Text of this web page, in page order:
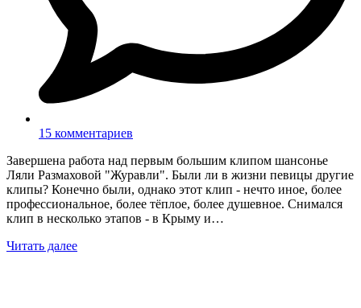
15 комментариев
Завершена работа над первым большим клипом шансонье
Ляли Размаховой "Журавли". Были ли в жизни певицы другие
клипы? Конечно были, однако этот клип - нечто иное, более
профессиональное, более тёплое, более душевное. Снимался
клип в несколько этапов - в Крыму и…
Читать далее